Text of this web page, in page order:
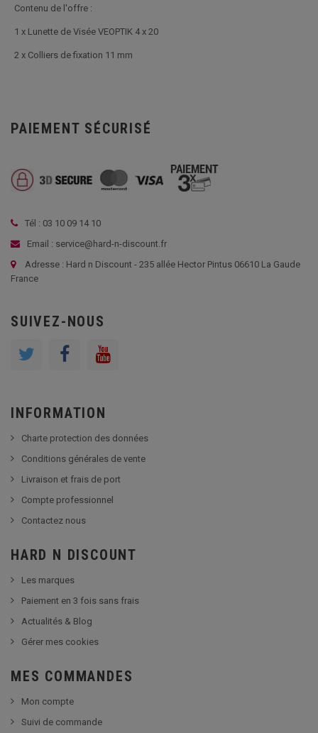
Contenu de l'offre :
1 x Lunette de Visée VEOPTIK 4 x 20
2 x Colliers de fixation 11 mm
PAIEMENT SÉCURISÉ
Tél : 03 10 09 14 10
Email : service@hard-n-discount.fr
Adresse : Hard n Discount - 235 allée Hector Pintus 06610 La Gaude
France
SUIVEZ-NOUS
INFORMATION
Charte protection des données
Conditions générales de vente
Livraison et frais de port
Compte professionnel
Contactez nous
HARD N DISCOUNT
Les marques
Paiement en 3 fois sans frais
Actualités & Blog
Gérer mes cookies
MES COMMANDES
Mon compte
Suivi de commande